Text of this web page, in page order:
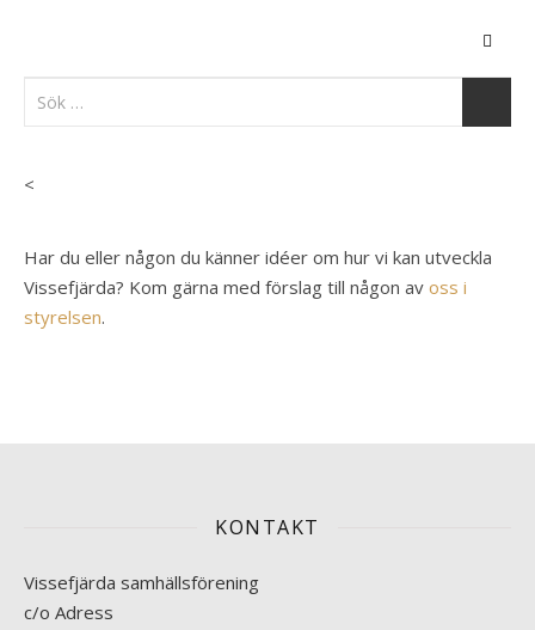
<
Har du eller någon du känner idéer om hur vi kan utveckla
Vissefjärda? Kom gärna med förslag till någon av oss i
styrelsen.
KONTAKT
Vissefjärda samhällsförening
c/o Adress